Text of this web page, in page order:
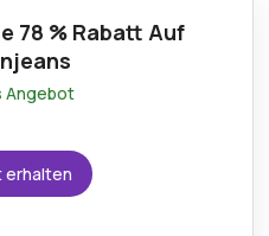
78 % Rabatt Auf
Angebot
erhalten